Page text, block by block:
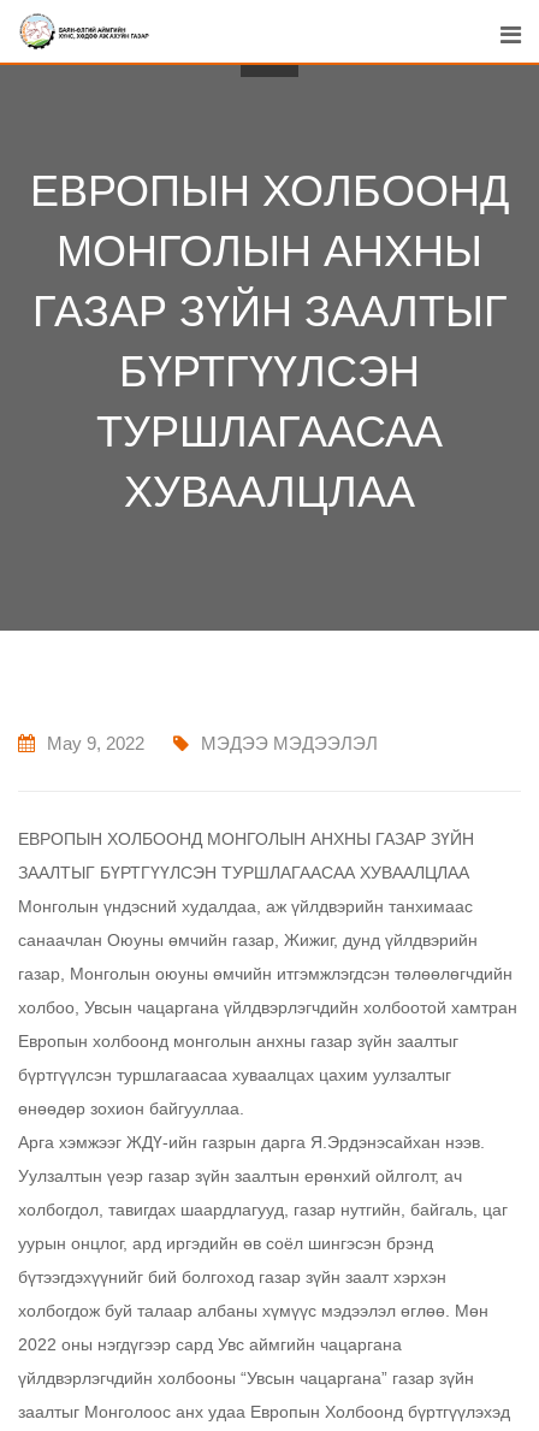
Skip
ЕВРОПЫН ХОЛБООНД
МОНГОЛЫН АНХНЫ
ГАЗАР ЗҮЙН ЗААЛТЫГ
БҮРТГҮҮЛСЭН
ТУРШЛАГААСАА
ХУВААЛЦЛАА
May 9, 2022 МЭДЭЭ МЭДЭЭЛЭЛ
ЕВРОПЫН ХОЛБООНД МОНГОЛЫН АНХНЫ ГАЗАР ЗҮЙН
ЗААЛТЫГ БҮРТГҮҮЛСЭН ТУРШЛАГААСАА ХУВААЛЦЛАА
Монголын үндэсний худалдаа, аж үйлдвэрийн танхимаас
санаачлан Оюуны өмчийн газар, Жижиг, дунд үйлдвэрийн
газар, Монголын оюуны өмчийн итгэмжлэгдсэн төлөөлөгчдийн
холбоо, Увсын чацаргана үйлдвэрлэгчдийн холбоотой хамтран
Европын холбоонд монголын анхны газар зүйн заалтыг
бүртгүүлсэн туршлагаасаа хуваалцах цахим уулзалтыг
өнөөдөр зохион байгууллаа.
Арга хэмжээг ЖДҮ-ийн газрын дарга Я.Эрдэнэсайхан нээв.
Уулзалтын үеэр газар зүйн заалтын ерөнхий ойлголт, ач
холбогдол, тавигдах шаардлагууд, газар нутгийн, байгаль, цаг
уурын онцлог, ард иргэдийн өв соёл шингэсэн брэнд
бүтээгдэхүүнийг бий болгоход газар зүйн заалт хэрхэн
холбогдож буй талаар албаны хүмүүс мэдээлэл өглөө. Мөн
2022 оны нэгдүгээр сард Увс аймгийн чацаргана
үйлдвэрлэгчдийн холбооны “Увсын чацаргана” газар зүйн
заалтыг Монголоос анх удаа Европын Холбоонд бүртгүүлэхэд